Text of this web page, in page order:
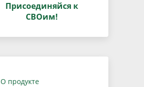
Присоединяйся к
СВОим!
О продукте